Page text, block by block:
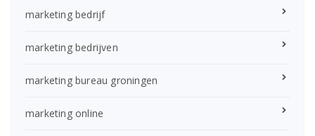
marketing bedrijf
marketing bedrijven
marketing bureau groningen
marketing online